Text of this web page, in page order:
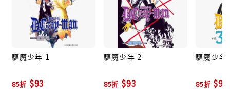
驅魔少年 1
85折 $93
驅魔少年 2
85折 $93
驅魔少年
85折 $93